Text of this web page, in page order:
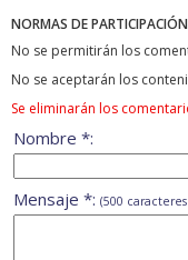
NORMAS DE PARTICIPACIÓN
No se permitirán los
No se aceptarán los
Se eliminarán los
Nombre *:
Mensaje *: (500